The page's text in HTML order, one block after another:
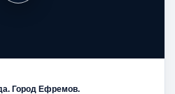
Город Ефремов.